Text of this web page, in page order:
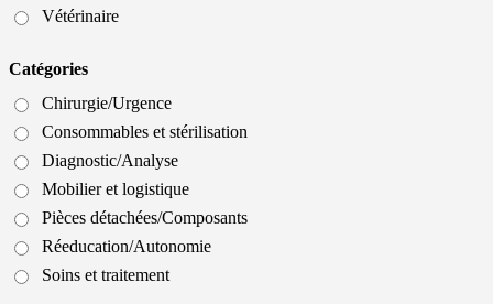
Vétérinaire
Catégories
Chirurgie/Urgence
Consommables et stérilisation
Diagnostic/Analyse
Mobilier et logistique
Pièces détachées/Composants
Réeducation/Autonomie
Soins et traitement